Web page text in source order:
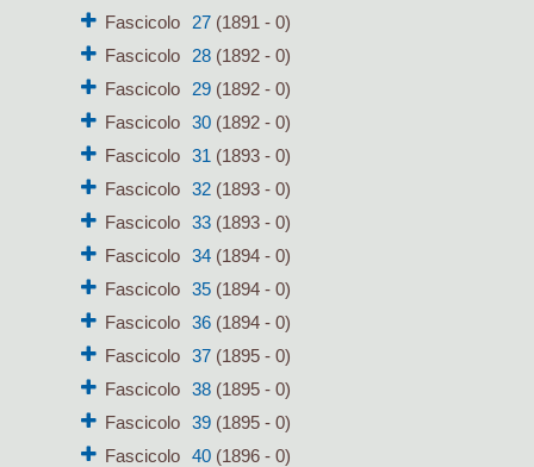
Fascicolo
27(1891 - 0)
Fascicolo
28(1892 - 0)
Fascicolo
29(1892 - 0)
Fascicolo
30(1892 - 0)
Fascicolo
31 (1893 - 0)
Fascicolo
32(1893 - 0)
Fascicolo
33(1893 - 0)
Fascicolo
34(1894 - 0)
Fascicolo
35(1894 - 0)
Fascicolo
36(1894 - 0)
Fascicolo
37(1895 - 0)
Fascicolo
38(1895 - 0)
Fascicolo
39(1895 - 0)
Fascicolo
40(1896 - 0)